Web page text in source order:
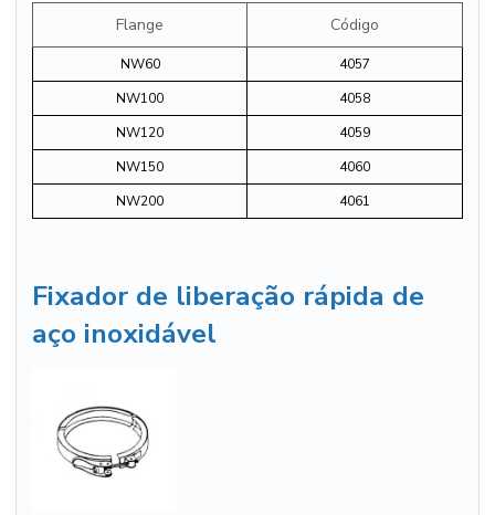
Flange Código
NW60
4057
NW100
4058
NW120
4059
NW150
4060
NW200
4061
Fixador de liberação rápida de
aço inoxidável